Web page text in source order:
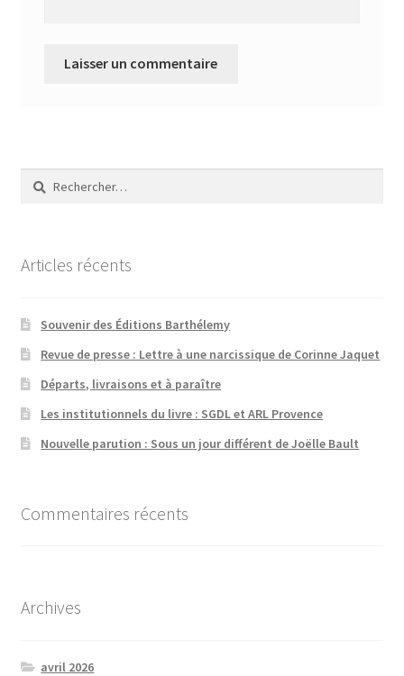
Rechercher :
Articles récents
Souvenir des Éditions Barthélemy
Revue de presse : Lettre à une narcissique de Corinne Jaquet
Départs, livraisons et à paraître
Les institutionnels du livre : SGDL et ARL Provence
Nouvelle parution : Sous un jour différent de Joëlle Bault
Commentaires récents
Archives
avril 2026